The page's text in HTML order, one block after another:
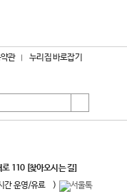
관 누리집 바로잡기
로 110 [찾아오시는 길]
간 운영/유료 )